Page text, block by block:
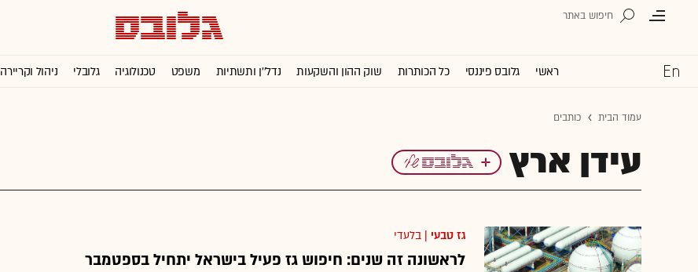
ראשי גלובס פיננסי כל הכותרות שוק ההון והשקעות נדל''ן ותשתיות משפט טכנולוגיה גלובלי ניהול וקריירה
עמוד הבית כותבים
עידן ארץ
גז טבעי | בלעדי
לראשונה זה שנים: חיפוש גז פעיל בישראל יתחיל בספטמבר